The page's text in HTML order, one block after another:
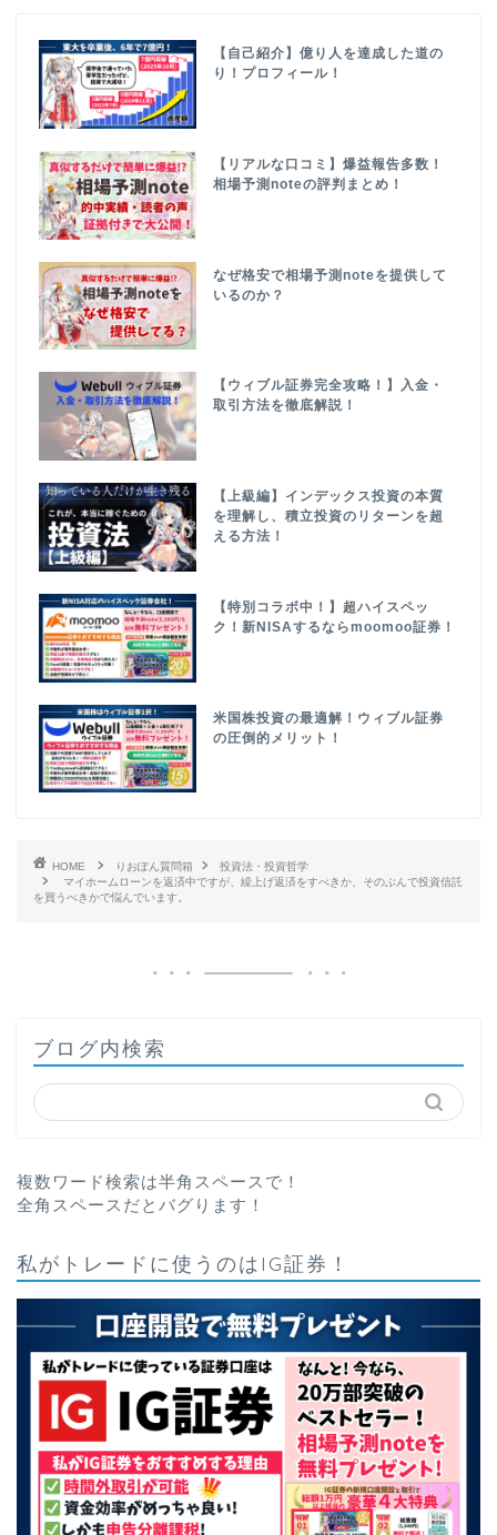
【自己紹介】億り人を達成した道の
り！プロフィール！
【リアルな口コミ】爆益報告多数！
相場予測noteの評判まとめ！
なぜ格安で相場予測noteを提供して
いるのか？
【ウィブル証券完全攻略！】入金・
取引方法を徹底解説！
【上級編】インデックス投資の本質
を理解し、積立投資のリターンを超
える方法！
【特別コラボ中！】超ハイスペッ
ク！新NISAするならmoomoo証券！
米国株投資の最適解！ウィブル証券
の圧倒的メリット！
HOME りおぽん質問箱
投資法・投資哲学
マイホームローンを返済中ですが、繰上げ返済をすべきか、そのぶんで投資信託
を買うべきかで悩んでいます。
ブログ内検索
複数ワード検索は半角スペースで！
全角スペースだとバグります！
私がトレードに使うのはIG証券！